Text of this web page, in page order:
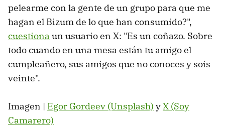
pelearme con la gente de un grupo para que me
hagan el Bizum de lo que han consumido?",
cuestiona un usuario en X: "Es un coñazo. Sobre
todo cuando en una mesa están tu amigo el
cumpleañero, sus amigos que no conoces y sois
veinte".
Imagen | Egor Gordeev (Unsplash) yX (Soy
Camarero)